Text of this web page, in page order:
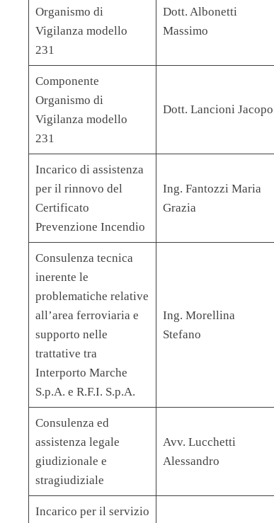
Organismo di
Vigilanza modello
231
Dott. Albonetti
Massimo
Componente
Organismo di
Vigilanza modello
231
Dott. Lancioni Jacopo
Incarico di assistenza
per il rinnovo del
Certificato
Prevenzione Incendio
Ing. Fantozzi Maria
Grazia
Consulenza tecnica
inerente le
problematiche relative
all’area ferroviaria e
supporto nelle
trattative tra
Interporto Marche
S.p.A. e R.F.I. S.p.A.
Ing. Morellina
Stefano
Consulenza ed
assistenza legale
giudizionale e
stragiudiziale
Avv. Lucchetti
Alessandro
Incarico per il servizio